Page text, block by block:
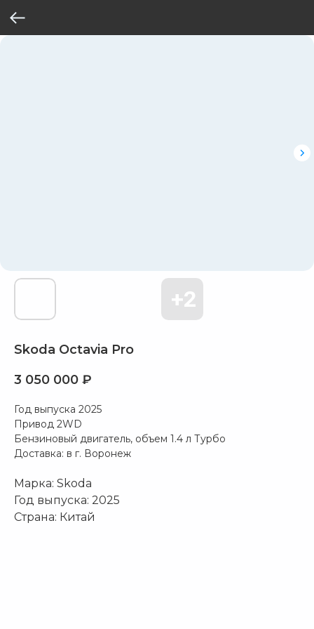
Skoda Octavia Pro
3 050 000 ₽
Год выпуска 2025
Привод 2WD
Бензиновый двигатель, объем 1.4 л Турбо
Доставка: в г. Воронеж
Марка: Skoda
Год выпуска: 2025
Страна: Китай